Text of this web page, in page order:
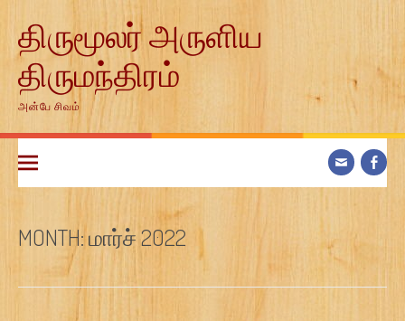
contentதிருமூலர் அருளிய
திருமந்திரம்
அன்பே சிவம்
MONTH:மார்ச் 2022